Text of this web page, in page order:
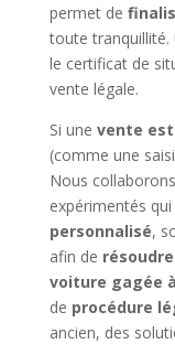
permet de
toute tranquillité.
le certificat de
vente légale.
Si une vente
(comme une
Nous
expérimentés
personnalisé,
afin de
voiture gagée
de procédure
ancien, des